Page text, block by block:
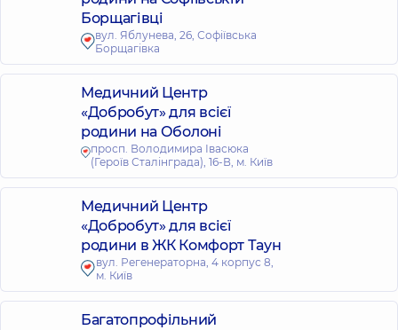
Борщагівці
вул. Яблунева, 26, Софіївська
Борщагівка
Медичний Центр
«Добробут» для всієї
родини на Оболоні
просп. Володимира Івасюка
(Героїв Сталінграда), 16-В, м. Київ
Медичний Центр
«Добробут» для всієї
родини в ЖК Комфорт Таун
вул. Регенераторна, 4 корпус 8,
м. Київ
Багатопрофільний